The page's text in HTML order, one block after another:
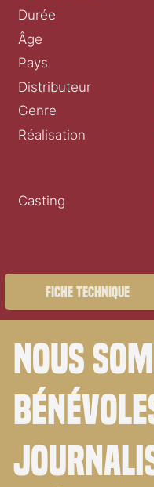
Durée
Âge
Pays
Distributeur
Genre
Réalisation
Casting
Fiche technique
Nous